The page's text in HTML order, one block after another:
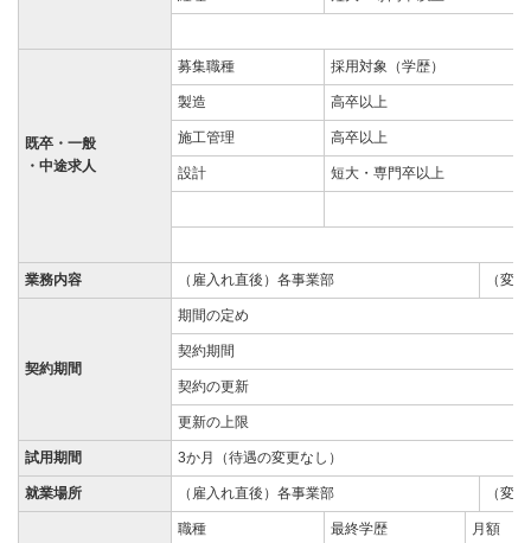
既卒・一般
・中途求人
募集職種 採用対象（学歴）
製造 高卒以上
施工管理 高卒以上
設計 短大・専門卒以上
業務内容 （雇入れ直後）各事業部 （変
契約期間
期間の定め
契約期間
契約の更新
更新の上限
試用期間 3か月（待遇の変更なし）
就業場所 （雇入れ直後）各事業部 （変
職種 最終学歴 月額